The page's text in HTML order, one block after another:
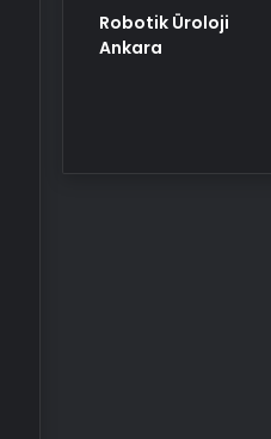
Robotik Üroloji
Ankara